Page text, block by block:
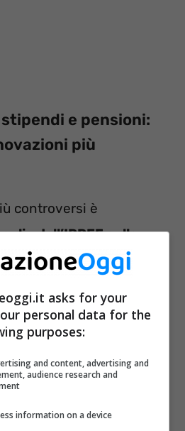
e pensioni:
più
controversi è
dell’IRPEF sulla
sullapossibilità di
del 15%, a fronte di
al 23% oppure,
a
reddito, al 25%, 35% o
asks for your
personal data for the
purposes:
and content, advertising and
audience research and
information on a device